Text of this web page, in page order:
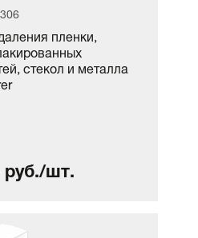
пленки,
стекол и металла
руб./шт.